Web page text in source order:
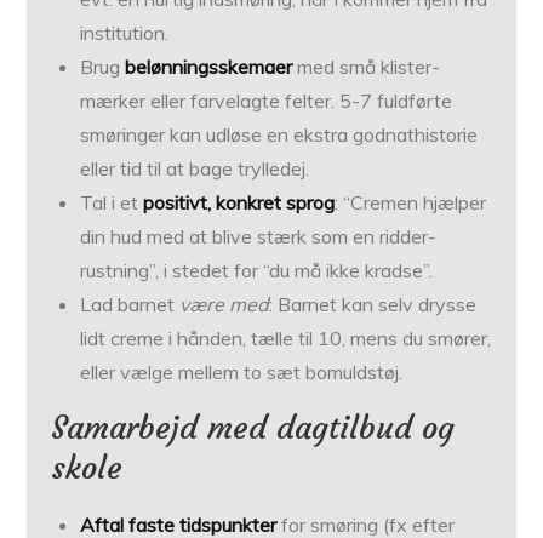
institution.
Brugbelønnings­skemaermed små klister­
mærker eller farvelagte felter. 5-7 fuld­førte
smøringer kan udløse en ekstra godnathistorie
eller tid til at bage trylledej.
Tal i etpositivt, konkret sprog: “Cremen hjælper
din hud med at blive stærk som en ridder­
rustning”, i stedet for “du må ikke kradse”.
Lad barnet være med: Barnet kan selv drysse
lidt creme i hånden, tælle til 10, mens du smører,
eller vælge mellem to sæt bomulds­tøj.
Samarbejd med dagtilbud og
skole
Aftal faste tidspunkterfor smøring (fx efter